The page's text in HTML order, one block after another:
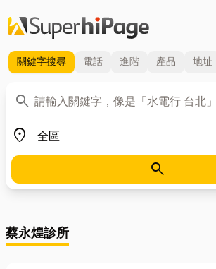
關鍵字搜尋 電話 進階 產品 地址
search
關鍵字
place
地區
search
蔡永煌診所